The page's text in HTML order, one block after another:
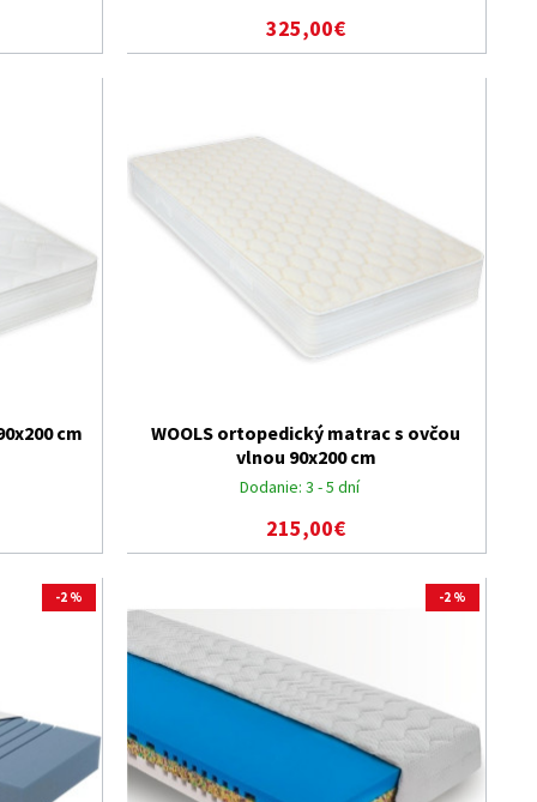
325,00€
cm
Dodanie: 3 - 5 dní
WOOLS ortopedický matrac s ovčou
vlnou 90x200 cm
215,00€
-2 % -2 %